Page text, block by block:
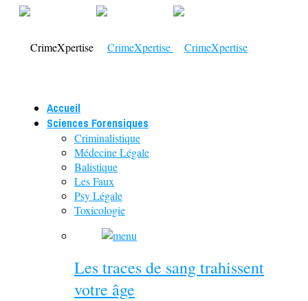
Accueil
Sciences Forensiques
Criminalistique
Médecine Légale
Balistique
Les Faux
Psy Légale
Toxicologie
Les traces de sang trahissent
votre âge